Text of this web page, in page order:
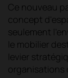
Ce nouveau
concept
seulement
le mobilier
levier
organisations